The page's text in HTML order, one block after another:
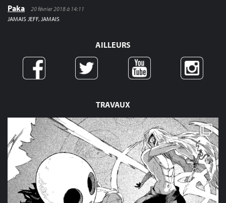
TRAVAUX
Paka
20 février 2018 à 14:11
JAMAIS JEFF, JAMAIS
AILLEURS